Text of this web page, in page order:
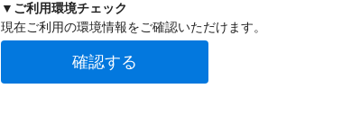
▼ご利用環境チェック
現在ご利用の環境情報をご確認いただけます。
確認する